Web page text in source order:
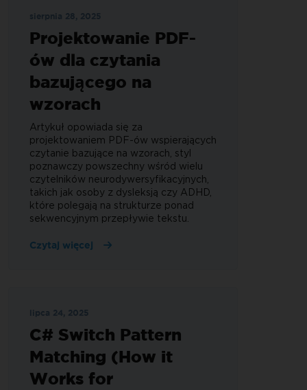
sierpnia 28, 2025
Projektowanie PDF-
ów dla czytania
bazującego na
wzorach
Artykuł opowiada się za
projektowaniem PDF-ów wspierających
czytanie bazujące na wzorach, styl
poznawczy powszechny wśród wielu
czytelników neurodywersyfikacyjnych,
takich jak osoby z dysleksją czy ADHD,
które polegają na strukturze ponad
sekwencyjnym przepływie tekstu.
Czytaj więcej
lipca 24, 2025
C# Switch Pattern
Matching (How it
Works for